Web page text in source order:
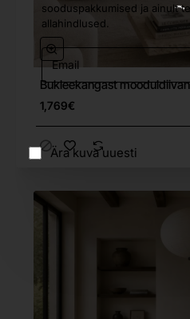
sooduspakkumised ja ainult
allahindlused.
Email
Ära kuva uuesti
Bukleekangast
1,769€